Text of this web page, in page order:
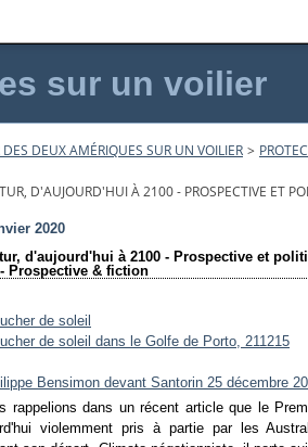
sur un voilier
DEUX AMÉRIQUES SUR UN VOILIER >
D'AUJOURD'HUI À 2100 - PROSPECTIVE ET
2020
d'aujourd'hui à 2100 - Prospective et
Prospective & fiction
rappelions dans un récent article que le
violemment pris à partie par les